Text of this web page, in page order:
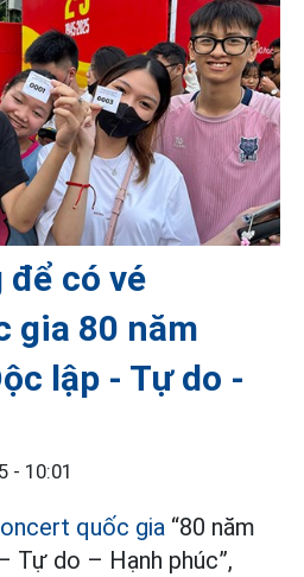
có vé
gia 80 năm
lập - Tự do -
- 10:01
quốc gia “80 năm
Tự do – Hạnh phúc”,